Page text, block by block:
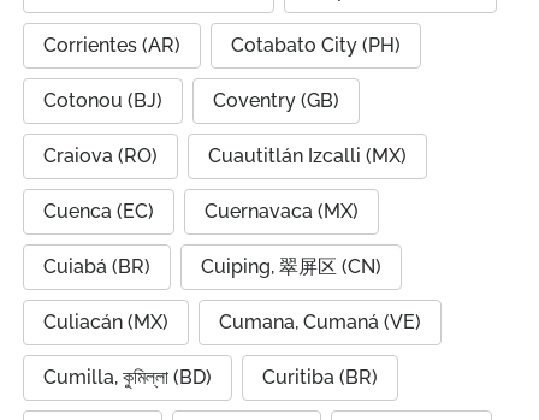
Corrientes (AR) Cotabato City (PH)
Cotonou (BJ) Coventry (GB)
Craiova (RO) Cuautitlán Izcalli (MX)
Cuenca (EC) Cuernavaca (MX)
Cuiabá (BR) Cuiping, 翠屏区 (CN)
Culiacán (MX) Cumana, Cumaná (VE)
Cumilla, কুমিল্লা (BD) Curitiba (BR)